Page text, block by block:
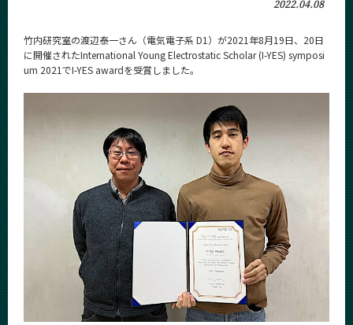
2022.04.08
竹内研究室の渡辺泰一さん（電気電子系 D1）が2021年8月19日、20日
に開催されたInternational Young Electrostatic Scholar (I-YES) symposi
um 2021でI-YES awardを受賞しました。
入学案内
Admissions
News
News 一覧
イベントカレンダー
Event Calendar